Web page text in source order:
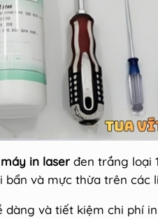
máy in laserđen trắng loại
bẩn và mực thừa trên các
dàng và tiết kiệm chi phí